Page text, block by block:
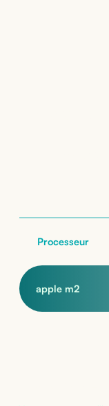
Processeur
apple m2